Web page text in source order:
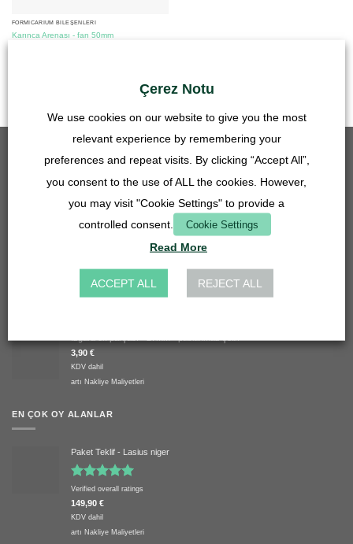
FORMICARIUM BILEŞENLERI
Karınca Arenası - fan 50mm
EN ÇOK SATAN
5,90 €
KDV dahil
€
KDV dahil
3,90 €
KDV dahil
artı Nakliye Maliyetleri
EN ÇOK OY ALANLAR
Paket Teklif - Lasius niger
5 üzerinden
5.00oy
aldı
Verified overall ratings
149,90 €
KDV dahil
artı Nakliye Maliyetleri
Çerez Notu
We use cookies on our website to give you the most
relevant experience by remembering your
preferences and repeat visits. By clicking “Accept All”,
you consent to the use of ALL the cookies. However,
you may visit "Cookie Settings" to provide a
controlled consent.
Cookie Settings
Read More
ACCEPT ALL REJECT ALL